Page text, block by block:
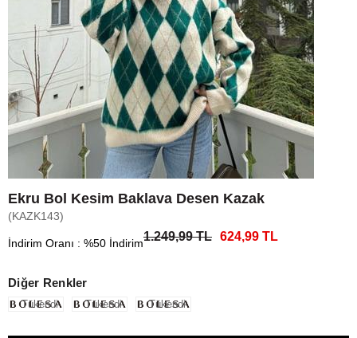
Ekru Bol Kesim Baklava Desen Kazak
(KAZK143)
İndirim Oranı : %50 İndirim1.249,99 TL 624,99 TL
Diğer Renkler
Tükendi Tükendi Tükendi